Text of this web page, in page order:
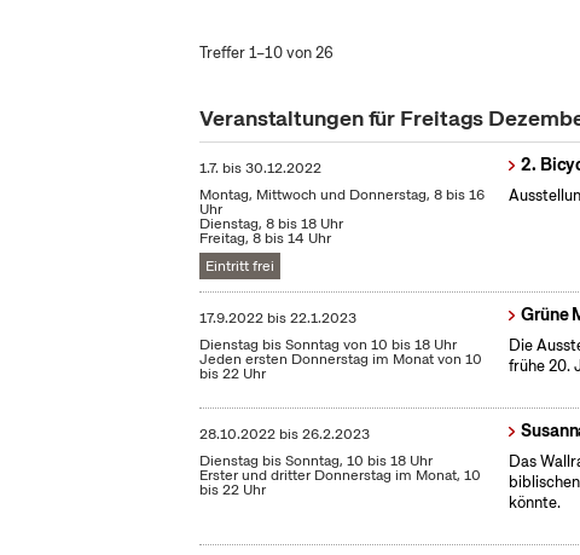
Treffer 1–10 von 26
Veranstaltungen für Freitags
1.7. bis30.12.2022
Montag, Mittwoch und Donnerstag, 8 bis 16
Uhr
Dienstag, 8 bis 18 Uhr
Freitag, 8 bis 14 Uhr
Eintritt frei
2.
17.9.2022 bis22.1.2023
Dienstag bis Sonntag von 10 bis 18 Uhr
Jeden ersten Donnerstag im Monat von 10
bis 22 Uhr
Grüne
Die
frühe 20.
28.10.2022 bis26.2.2023
Dienstag bis Sonntag, 10 bis 18 Uhr
Erster und dritter Donnerstag im Monat, 10
bis 22 Uhr
Das
könnte.